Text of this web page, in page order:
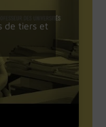
de tiers et